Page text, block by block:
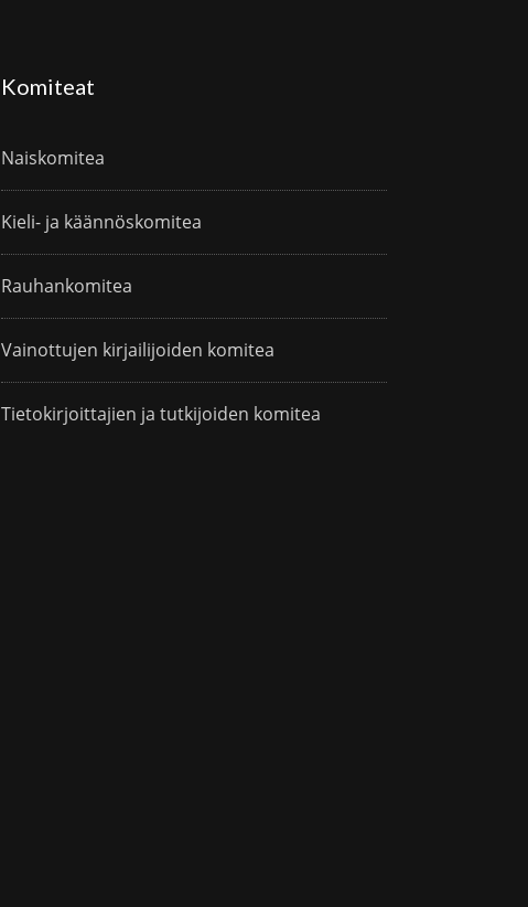
Komiteat
Naiskomitea
Kieli- ja käännöskomitea
Rauhankomitea
Vainottujen kirjailijoiden komitea
Tietokirjoittajien ja tutkijoiden komitea